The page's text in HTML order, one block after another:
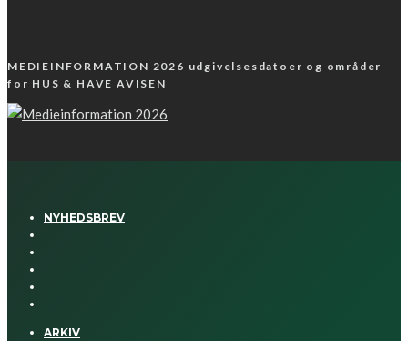
MEDIEINFORMATION 2026 udgivelsesdatoer og områder
for HUS & HAVE AVISEN
NYHEDSBREV
ARKIV